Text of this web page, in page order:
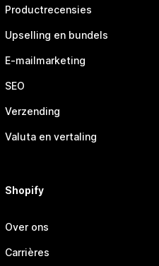
Productrecensies
Upselling en bundels
E-mailmarketing
SEO
Verzending
Valuta en vertaling
Shopify
Over ons
Carrières